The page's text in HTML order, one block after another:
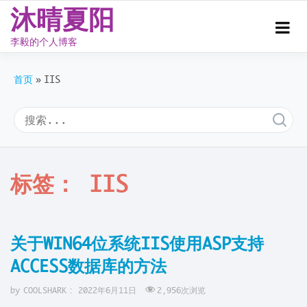
沐晴夏阳
李毅的个人博客
首页 IIS
标签： IIS
关于WIN64位系统IIS使用ASP支持
ACCESS数据库的方法
by COOLSHARK : 2022年6月11日 2,956次浏览